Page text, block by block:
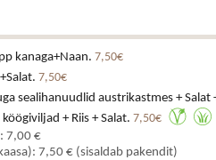
kanaga+Naan. 7,50€
7,50€
sealihanuudlid austrikastmes + Salat
+ Riis + Salat. 7,50€
7,00 €
7,50 € (sisaldab pakendit)